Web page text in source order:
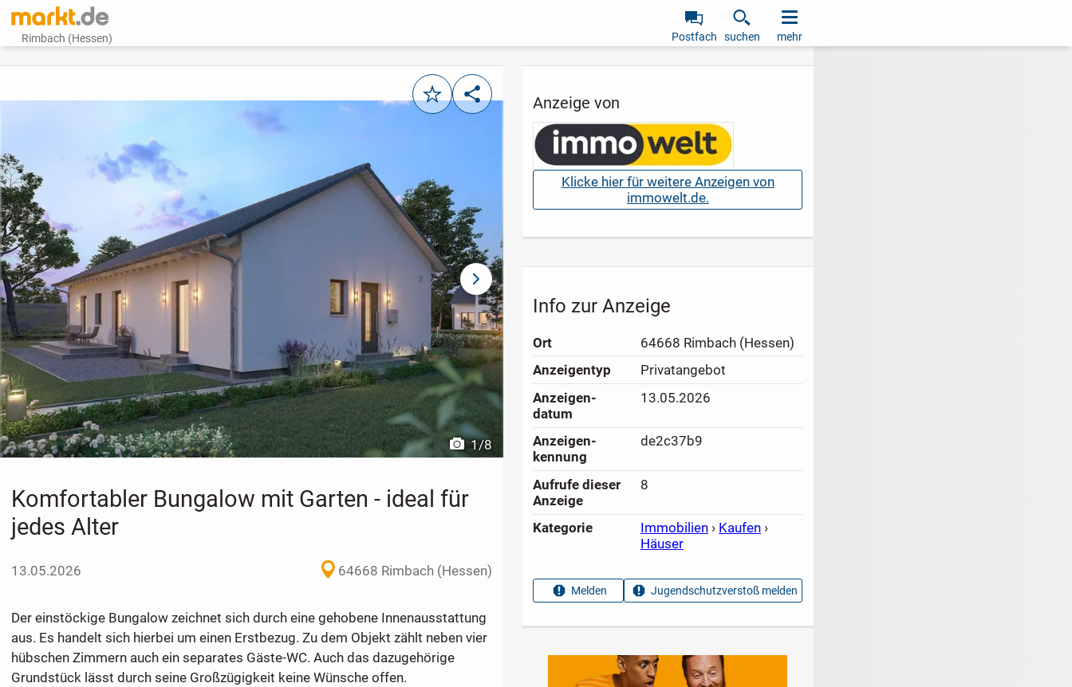
Rimbach (Hessen) Postfach suchen mehr
MerkenTeilen
vorheriges Bild
1/8
nächstes Bild
Komfortabler Bungalow mit Garten - ideal für
jedes Alter
13.05.2026 64668 Rimbach (Hessen)
Der einstöckige Bungalow zeichnet sich durch eine gehobene Innenausstattung
aus. Es handelt sich hierbei um einen Erstbezug. Zu dem Objekt zählt neben vier
hübschen Zimmern auch ein separates Gäste-WC. Auch das dazugehörige
Grundstück lässt durch seine Großzügigkeit keine Wünsche offen.
Anzeige von
Klicke hier für weitere Anzeigen von
immowelt.de.
Info zur Anzeige
Ort
64668 Rimbach (Hessen)
Anzeigen­typ
Privatangebot
Anzeigen­
datum
13.05.2026
Anzeigen­
kennung
de2c37b9
Aufrufe dieser
Anzeige
8
Kategorie Immobilien › Kaufen ›
Häuser
Melden Jugendschutzverstoß melden